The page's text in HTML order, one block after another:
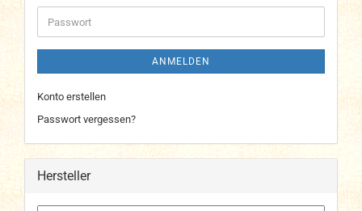
Adresse
Passwort
ANMELDEN
Konto erstellen
Passwort vergessen?
Hersteller